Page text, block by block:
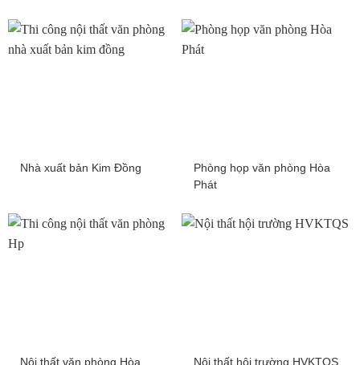
Nhà xuất bản Kim Đồng
Phòng họp văn phòng Hòa
Phát
Nội thất văn phòng Hòa
Nội thất hội trường HVKTQS